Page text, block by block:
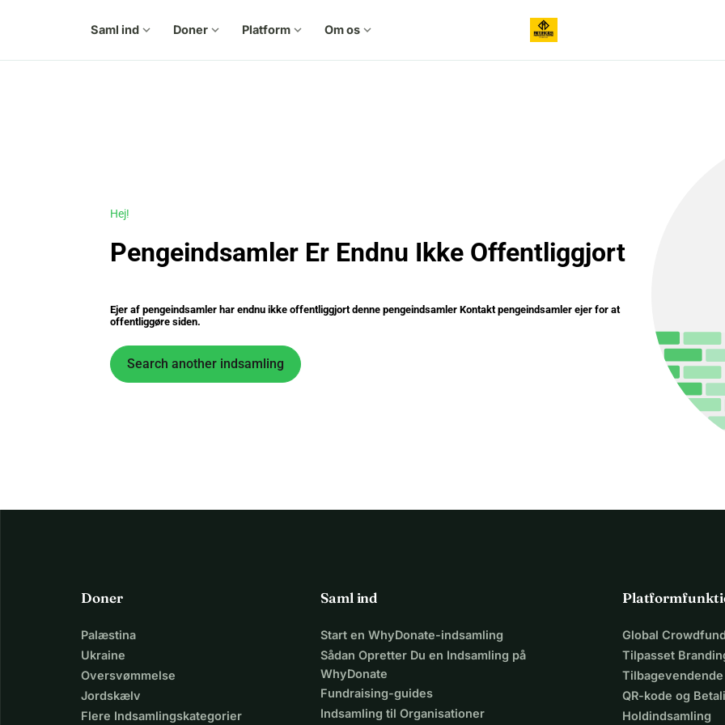
Saml ind expand_more Doner expand_more Platform expand_more Om os expand_more
Hej!
Pengeindsamler Er Endnu Ikke Offentliggjort
Ejer af pengeindsamler har endnu ikke offentliggjort denne pengeindsamler Kontakt pengeindsamler ejer for at
offentliggøre siden.
Search another indsamling
Doner
Palæstina
Ukraine
Oversvømmelse
Jordskælv
Flere Indsamlingskategorier
Saml ind
Start en WhyDonate-indsamling
Sådan Opretter Du en Indsamling på
WhyDonate
Fundraising-guides
Indsamling til Organisationer
Global
Tilpasset
QR-kode og
Holdindsamling